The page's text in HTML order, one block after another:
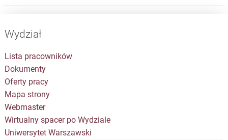
Wydział
Lista pracowników
Dokumenty
Oferty pracy
Mapa strony
Webmaster
Wirtualny spacer po Wydziale
Uniwersytet Warszawski